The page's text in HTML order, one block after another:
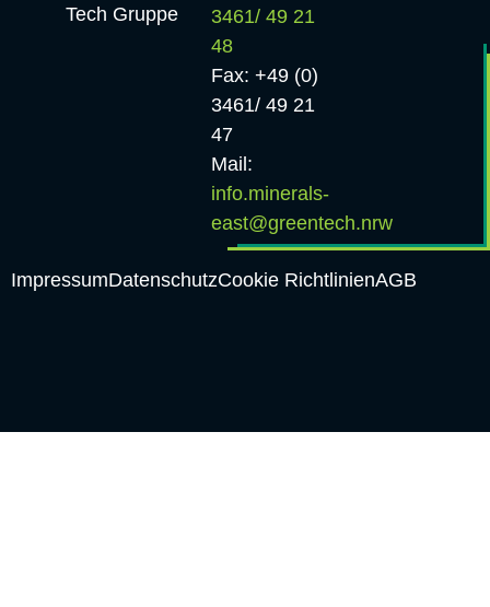
Tech Gruppe
3461/ 49 21
48
Fax: +49 (0)
3461/ 49 21
47
Mail:
info.minerals-
east@greentech.nrw
ImpressumDatenschutzCookie RichtlinienAGB